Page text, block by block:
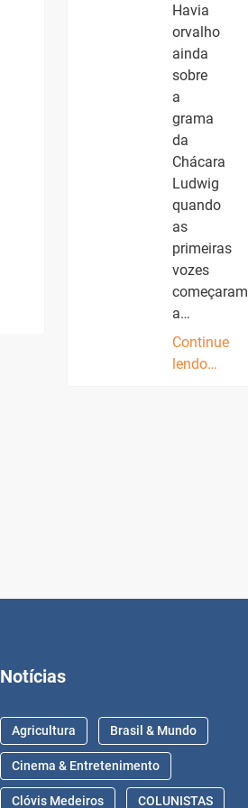
Havia
orvalho
ainda
sobre
a
grama
da
Chácara
Ludwig
quando
as
primeiras
vozes
começaram
a…
Continue
lendo…
Notícias
Agricultura Brasil & Mundo
Cinema & Entretenimento
Clóvis Medeiros COLUNISTAS